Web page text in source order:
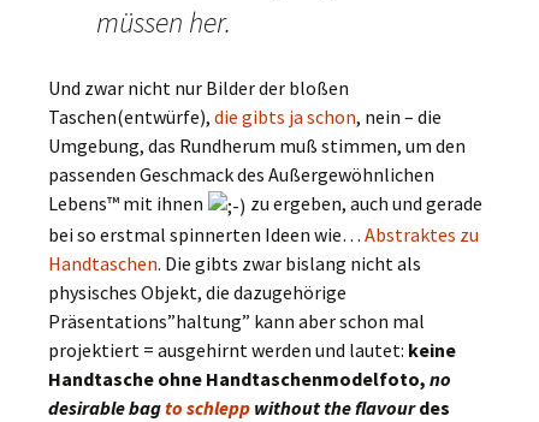
müssen her.
Und zwar nicht nur Bilder der bloßen
Taschen(entwürfe), die gibts ja schon, nein – die
Umgebung, das Rundherum muß stimmen, um den
passenden Geschmack des Außergewöhnlichen
Lebens™ mit ihnen
zu ergeben, auch und gerade
bei so erstmal spinnerten Ideen wie… Abstraktes zu
Handtaschen. Die gibts zwar bislang nicht als
physisches Objekt, die dazugehörige
Präsentations”haltung” kann aber schon mal
projektiert = ausgehirnt werden und lautet: keine
Handtasche ohne Handtaschenmodelfoto, no
desirable bagto schlepp without the flavourdes